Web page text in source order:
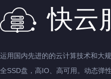
快云
运用国内先进的的云计算技术和大
全SSD盘，高IO、高可用。动态弹